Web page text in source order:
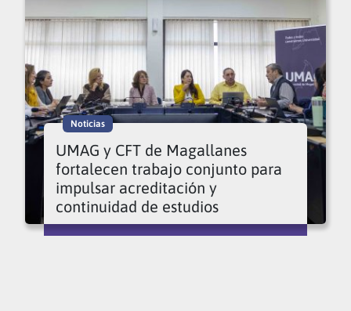
Noticias
UMAG y CFT de Magallanes
fortalecen trabajo conjunto para
impulsar acreditación y
continuidad de estudios